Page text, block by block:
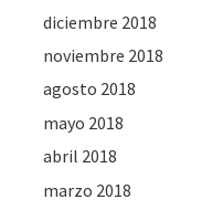
diciembre 2018
noviembre 2018
agosto 2018
mayo 2018
abril 2018
marzo 2018